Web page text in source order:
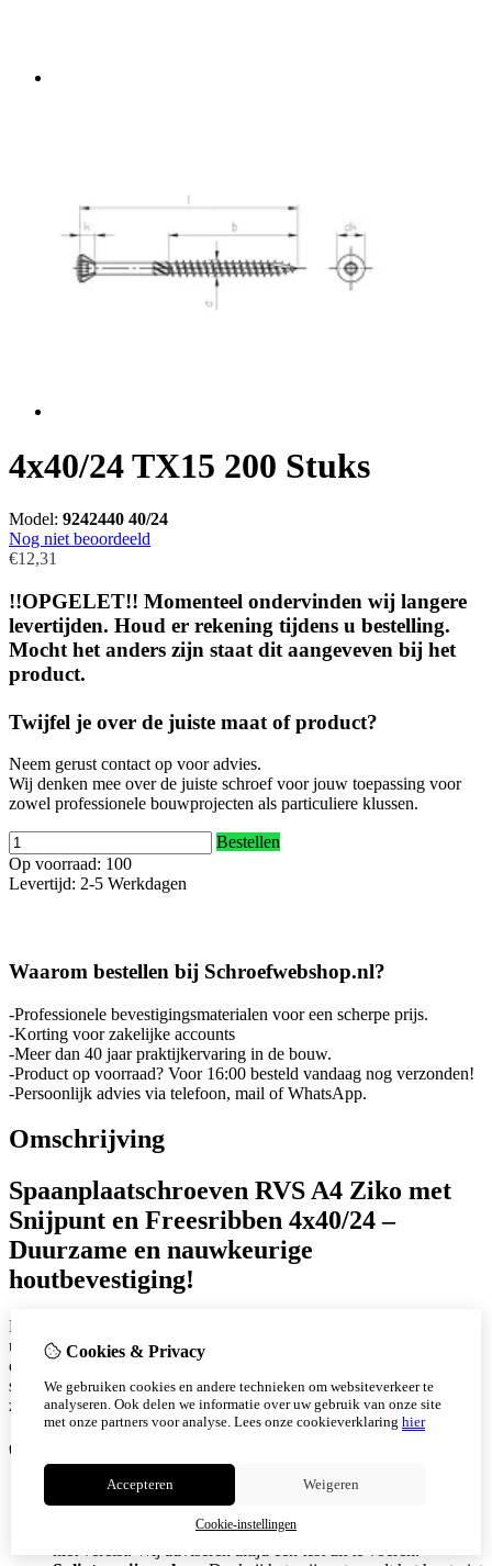
4x40/24 TX15 200 Stuks
Model: 9242440 40/24
Nog niet beoordeeld
€12,31
!!OPGELET!! Momenteel ondervinden wij langere
levertijden. Houd er rekening tijdens u bestelling.
Mocht het anders zijn staat dit aangeveven bij het
product.
Twijfel je over de juiste maat of product?
Neem gerust contact op voor advies.
Wij denken mee over de juiste schroef voor jouw toepassing voor
zowel professionele bouwprojecten als particuliere klussen.
Bestellen
Op voorraad: 100
Levertijd: 2-5 Werkdagen
Waarom bestellen bij Schroefwebshop.nl?
-Professionele bevestigingsmaterialen voor een scherpe prijs.
-Korting voor zakelijke accounts
-Meer dan 40 jaar praktijkervaring in de bouw.
-Product op voorraad? Voor 16:00 besteld vandaag nog verzonden!
-Persoonlijk advies via telefoon, mail of WhatsApp.
Omschrijving
Spaanplaatschroeven RVS A4 Ziko met
Snijpunt en Freesribben 4x40/24 –
Duurzame en nauwkeurige
houtbevestiging!
Deze spaanplaatschroef van
uitermate geschikt voor duurzame bevestigingen in veeleisende
omgevingen, zoals buitenconstructies en vochtige toepassingen. De
snijpunt voorkomt splijten van het hout, terwijl de freesribben
zorgen voor lage indraaimomenten – zelfs bij hardhout
✅
Lage inschroefkrachten:
Freesribben zorgen voor
moeiteloos indraaien, zelfs bij harde materialen.
Geen voorboren nodig:In de meeste gevallen is voorboren
Cookies & Privacy
We gebruiken cookies en andere technieken om websiteverkeer te
analyseren. Ook delen we informatie over uw gebruik van onze site
met onze partners voor analyse. Lees onze cookieverklaring hier
Accepteren Weigeren
Cookie-instellingen